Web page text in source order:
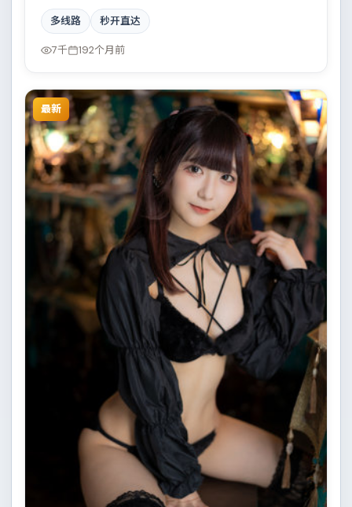
力加盟，取景与班底多来自俄罗斯。两条时间线交错推
进，真相直至最后一刻揭晓。结尾留白耐人寻味。
多线路 秒开直达
7千 192个月前
最新